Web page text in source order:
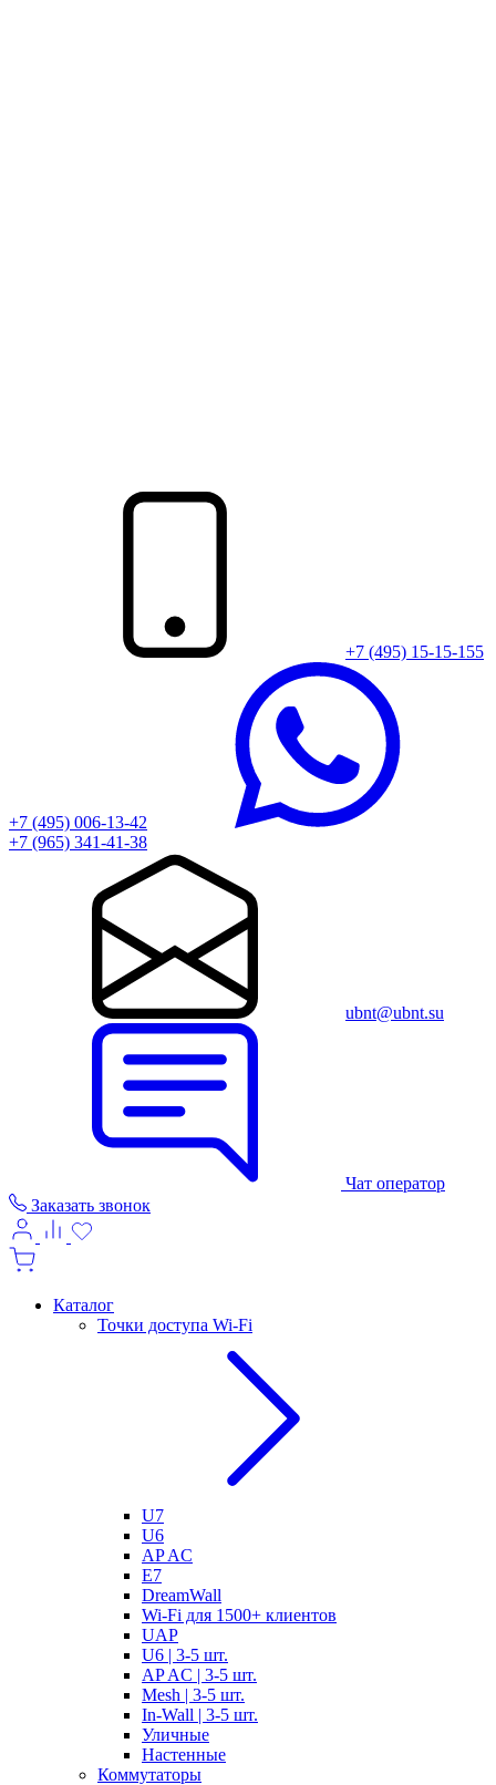
+7 (495) 15-15-155
+7 (495) 006-13-42
+7 (965) 341-41-38
ubnt@ubnt.su
Чат оператор
Заказать звонок
Каталог
Точки доступа Wi-Fi
U7
U6
AP AC
E7
DreamWall
Wi-Fi для 1500+ клиентов
UAP
U6 | 3-5 шт.
AP AC | 3-5 шт.
Mesh | 3-5 шт.
In-Wall | 3-5 шт.
Уличные
Настенные
Коммутаторы